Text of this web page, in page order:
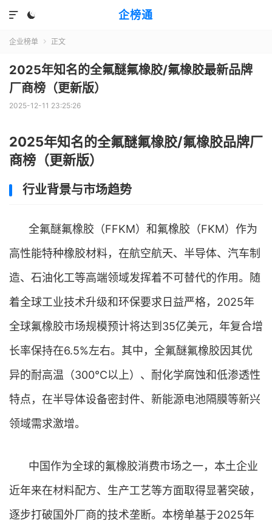
企榜通


企业榜单  正文
2025年知名的全氟醚氟橡胶/氟橡胶最新品牌
厂商榜（更新版）
2025-12-11 23:25:26
2025年知名的全氟醚氟橡胶/氟橡胶品牌厂
商榜（更新版）
行业背景与市场趋势
全氟醚氟橡胶（FFKM）和氟橡胶（FKM）作为
高性能特种橡胶材料，在航空航天、半导体、汽车制
造、石油化工等高端领域发挥着不可替代的作用。随
着全球工业技术升级和环保要求日益严格，2025年
全球氟橡胶市场规模预计将达到35亿美元，年复合增
长率保持在6.5%左右。其中，全氟醚氟橡胶因其优
异的耐高温（300℃以上）、耐化学腐蚀和低渗透性
特点，在半导体设备密封件、新能源电池隔膜等新兴
领域需求激增。
中国作为全球的氟橡胶消费市场之一，本土企业
近年来在材料配方、生产工艺等方面取得显著突破，
逐步打破国外厂商的技术垄断。本榜单基于2025年